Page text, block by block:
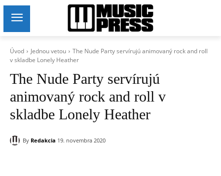
Úvod Jednou vetou
The Nude Party servírujú animovaný rock and roll
v skladbe Lonely Heather
The Nude Party servírujú
animovaný rock and roll v
skladbe Lonely Heather
By Redakcia 19. novembra 2020